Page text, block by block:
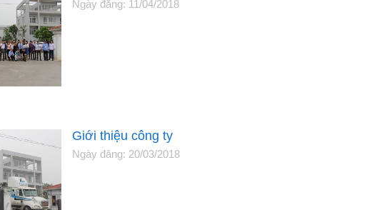
Ngày đăng: 11/04/2018
Giới thiệu công ty
Ngày đăng: 20/03/2018